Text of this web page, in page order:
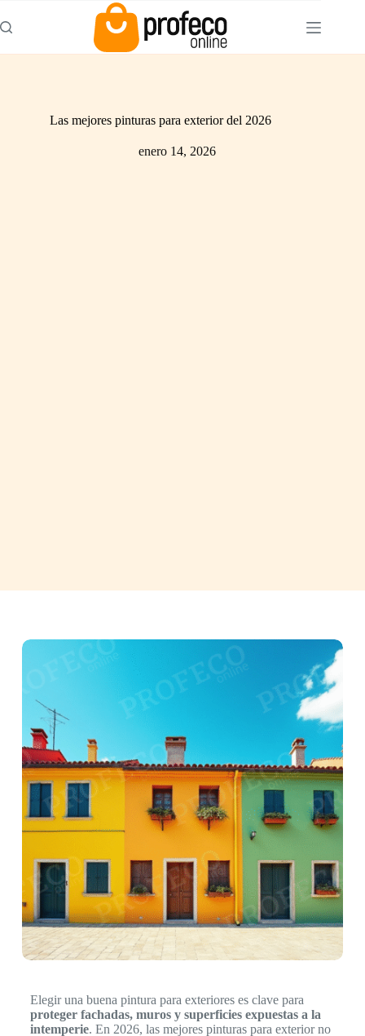
Las mejores pinturas para exterior del 2026
enero 14, 2026
Elegir una buena pintura para exteriores es clave para
proteger fachadas, muros y superficies expuestas a la
intemperie. En 2026, las mejores pinturas para exterior no